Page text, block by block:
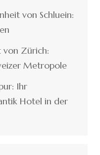
von Schluein:
von Zürich:
Metropole
Ihr
Hotel in der